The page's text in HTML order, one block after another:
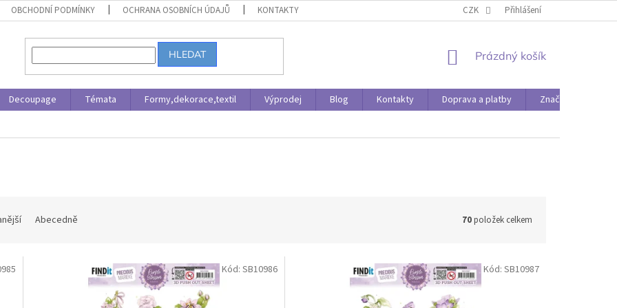
OBCHODNÍ PODMÍNKY OCHRANA OSOBNÍCH ÚDAJŮ KONTAKTY DOPRAVA A PLATBY
CZK Přihlášení
HLEDAT
NÁKUPNÍ
Prázdný košík
Decoupage Témata Formy,dekorace,textil Výprodej Blog Kontakty Doprava a platby
Značky
Abecedně 70položek celkem
Kód: SB10986 Kód: SB10987